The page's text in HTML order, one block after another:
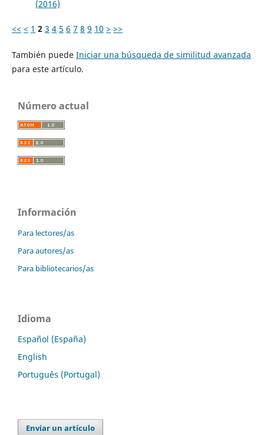
(2016)
<< < 1 2 3 4 5 6 7 8 9 10 > >>
También puede Iniciar una búsqueda de similitud avanzada
para este artículo.
Número actual
Información
Para lectores/as
Para autores/as
Para bibliotecarios/as
Idioma
Español (España)
English
Português (Portugal)
Enviar un artículo